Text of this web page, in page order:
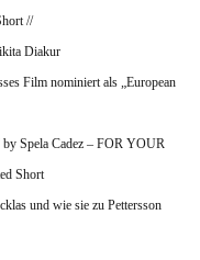
//
Diakur
Film nominiert als „European
by Spela Cadez – FOR YOUR
Short
und wie sie zu Pettersson